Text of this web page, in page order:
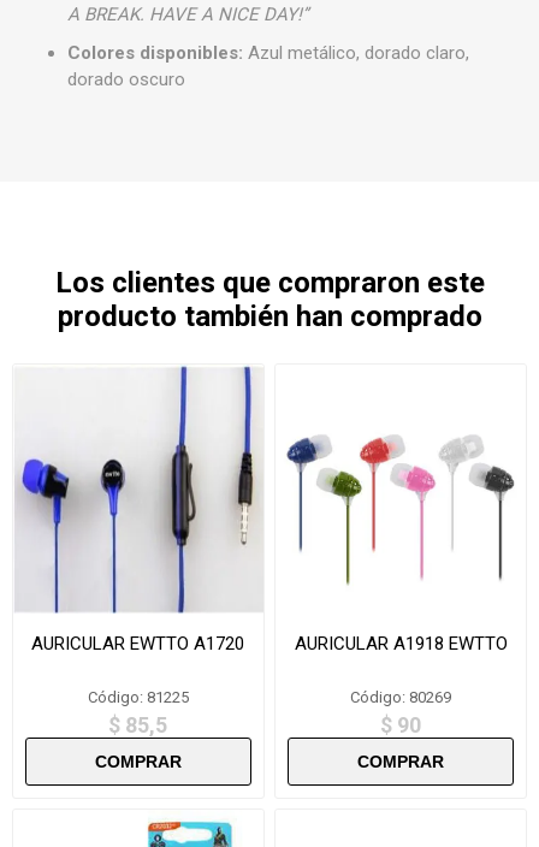
A BREAK. HAVE A NICE DAY!”
Colores disponibles: Azul metálico, dorado claro,
dorado oscuro
Los clientes que compraron este
producto también han comprado
AURICULAR EWTTO A1720
Código: 81225
$ 85,5
AURICULAR A1918 EWTTO
Código: 80269
$ 90